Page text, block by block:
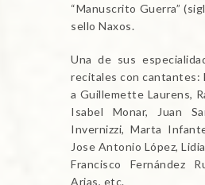
“Manuscrito Guerra”
sello Naxos.
Una de sus
recitales con cantantes:
a Guillemette Laurens,
Isabel Monar, Juan
Invernizzi, Marta
Jose Antonio López,
Francisco Fernández
Arias, etc.